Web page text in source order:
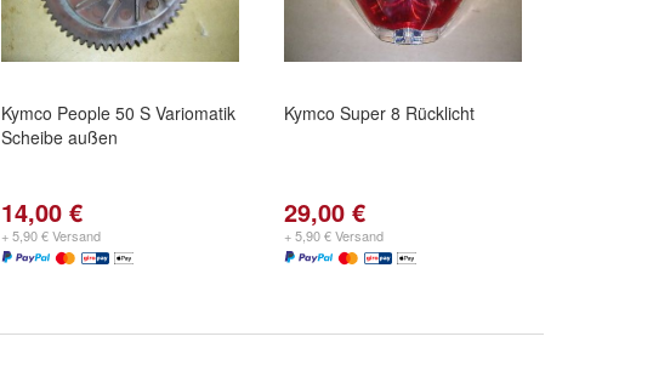
Kymco People 50 S Variomatik
Scheibe außen
14,00 €
+ 5,90 € Versand
Kymco Super 8 Rücklicht
29,00 €
+ 5,90 € Versand